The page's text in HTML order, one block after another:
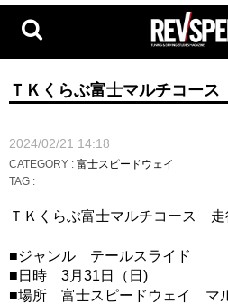
ＴＫくらぶ富士マルチコー
2024/02/21 14:18
CATEGORY : 富士スピードウェイ
TAG :
ＴＫくらぶ富士マルチコース 走
■ジャンル テールスライド
■日時 3月31日（日)
■場所 富士スピードウェイ マ